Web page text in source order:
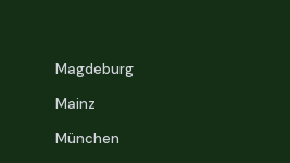
Magdeburg
Mainz
München